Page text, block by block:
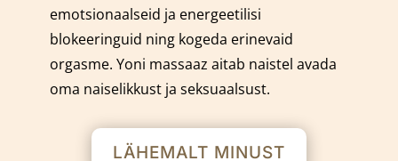
emotsionaalseid ja energeetilisi
blokeeringuid ning kogeda erinevaid
orgasme. Yoni massaaz aitab naistel avada
oma naiselikkust ja seksuaalsust.
LÄHEMALT MINUST